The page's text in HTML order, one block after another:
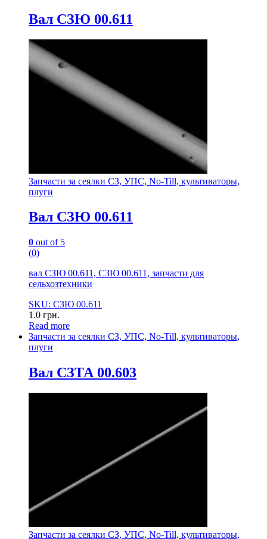
Вал СЗЮ 00.611
Запчасти за сеялки СЗ, УПС, No-Till, культиваторы,
плуги
Вал СЗЮ 00.611
0 out of 5
(0)
вал СЗЮ 00.611, СЗЮ 00.611, запчасти для
сельхозтехники
SKU: СЗЮ 00.611
1.0 грн.
Read more
Запчасти за сеялки СЗ, УПС, No-Till, культиваторы,
плуги
Вал СЗТА 00.603
Запчасти за сеялки СЗ, УПС, No-Till, культиваторы,